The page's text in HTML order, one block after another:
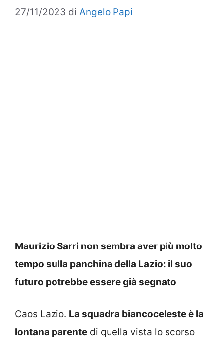
27/11/2023 di Angelo Papi
Maurizio Sarri non sembra aver più molto
tempo sulla panchina della Lazio: il suo
futuro potrebbe essere già segnato
Caos Lazio. La squadra biancoceleste è la
lontana parente di quella vista lo scorso